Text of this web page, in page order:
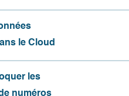
le Cloud
les
numéros